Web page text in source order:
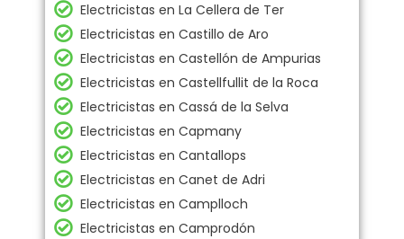
Electricistas en La Cellera de Ter
Electricistas en Castillo de Aro
Electricistas en Castellón de Ampurias
Electricistas en Castellfullit de la Roca
Electricistas en Cassá de la Selva
Electricistas en Capmany
Electricistas en Cantallops
Electricistas en Canet de Adri
Electricistas en Camplloch
Electricistas en Camprodón